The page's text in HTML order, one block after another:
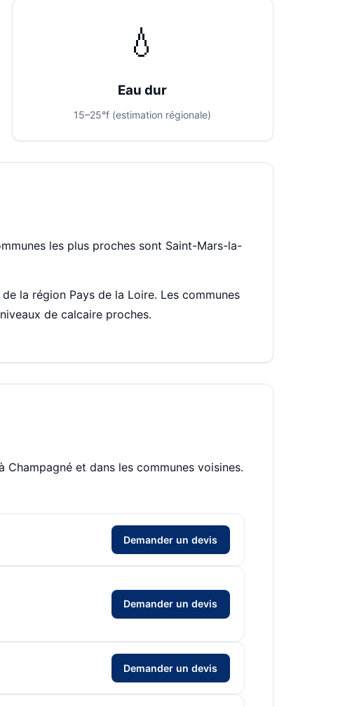
💧
Eau dur
15–25°f (estimation régionale)
les plus proches sont Saint-Mars-la-
la région Pays de la Loire. Les communes
de calcaire proches.
Champagné et dans les communes voisines.
Demander un devis
Demander un devis
Demander un devis